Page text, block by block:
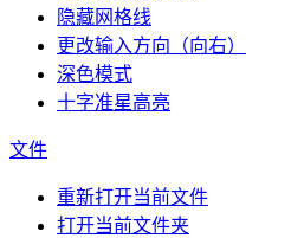
隐藏网格线
更改输入方向（向右）
深色模式
十字准星高亮
文件
重新打开当前文件
打开当前文件夹